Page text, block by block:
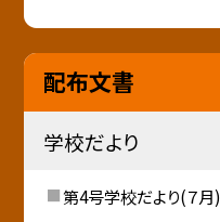
配布文書
学校だより
第4号学校だより(７月)